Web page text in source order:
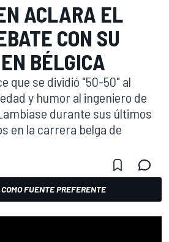
ACLARA EL
CON SU
BÉLGICA
que se dividió "50-50" al
y humor al ingeniero de
durante sus últimos
en la carrera belga de
FUENTE PREFERENTE